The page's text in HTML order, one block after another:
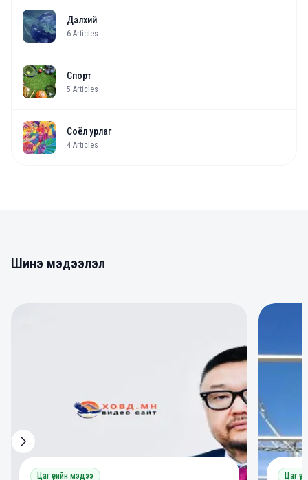
Дэлхий
6 Articles
Спорт
5 Articles
Соёл урлаг
4 Articles
Шинэ мэдээлэл
Цаг үеийн мэдээ Цаг